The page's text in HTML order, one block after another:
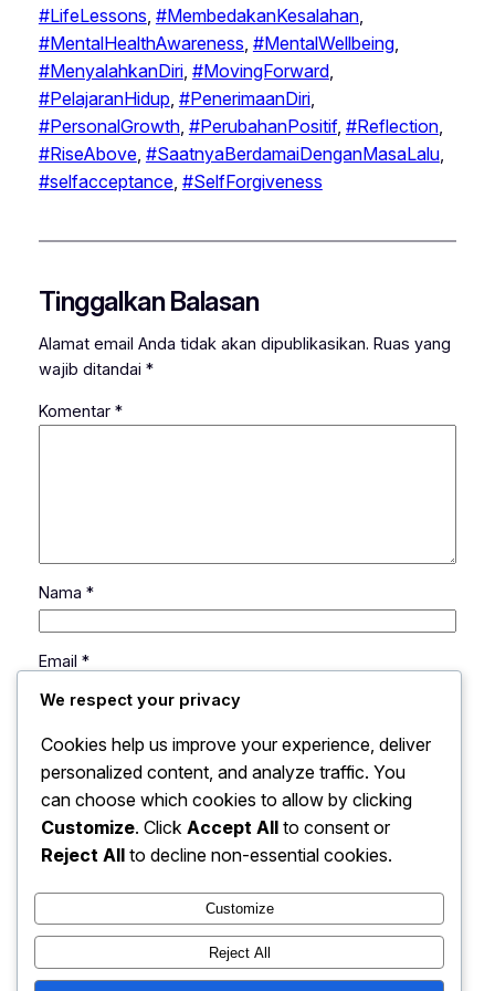
#LifeLessons #MembedakanKesalahan
#MentalHealthAwareness #MentalWellbeing
#MenyalahkanDiri, #MovingForward
#PelajaranHidup #PenerimaanDiri
#PersonalGrowth, #PerubahanPositif, #Reflection
#RiseAbove, #SaatnyaBerdamaiDenganMasaLalu
#selfacceptance, #SelfForgiveness
Tinggalkan Balasan
Alamat email Anda tidak akan dipublikasikan. Ruas yang
wajib ditandai *
Komentar *
Nama *
Email *
Simpan nama, email, dan situs web saya pada
peramban ini untuk komentar saya berikutnya.
We respect your privacy
Cookies help us improve your experience, deliver
personalized content, and analyze traffic. You
can choose which cookies to allow by clicking
Customize. Click Accept All to consent or
Reject All to decline non-essential cookies.
Customize
Reject All